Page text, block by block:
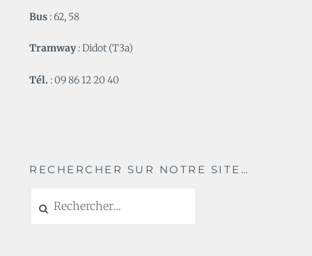
Bus : 62, 58
Tramway: Didot (T3a)
Tél. : 09 86 12 20 40
RECHERCHER SUR NOTRE SITE…